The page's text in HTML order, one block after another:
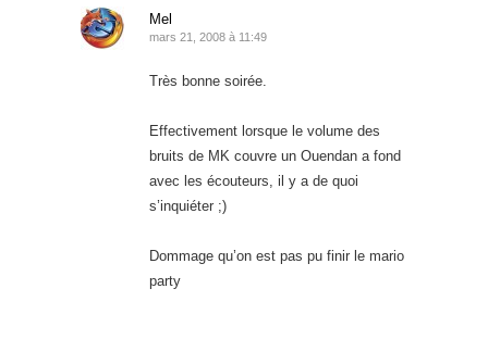
Mel
mars 21, 2008 à 11:49
Très bonne soirée.
Effectivement lorsque le volume des
bruits de MK couvre un Ouendan a fond
avec les écouteurs, il y a de quoi
s’inquiéter ;)
Dommage qu’on est pas pu finir le mario
party